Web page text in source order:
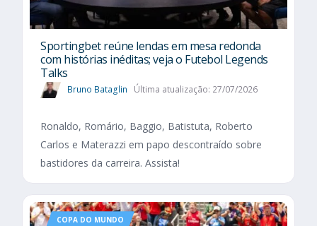
Sportingbet reúne lendas em mesa redonda
com histórias inéditas; veja o Futebol Legends
Talks
Bruno Bataglin Última atualização: 27/07/2026
Ronaldo, Romário, Baggio, Batistuta, Roberto
Carlos e Materazzi em papo descontraído sobre
bastidores da carreira. Assista!
COPA DO MUNDO